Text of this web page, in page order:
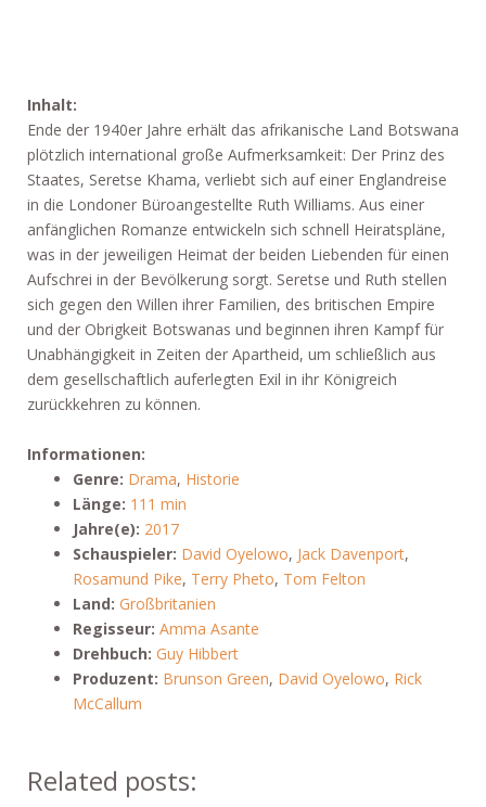
Inhalt:
Ende der 1940er Jahre erhält das afrikanische Land Botswana
plötzlich international große Aufmerksamkeit: Der Prinz des
Staates, Seretse Khama, verliebt sich auf einer Englandreise
in die Londoner Büroangestellte Ruth Williams. Aus einer
anfänglichen Romanze entwickeln sich schnell Heiratspläne,
was in der jeweiligen Heimat der beiden Liebenden für einen
Aufschrei in der Bevölkerung sorgt. Seretse und Ruth stellen
sich gegen den Willen ihrer Familien, des britischen Empire
und der Obrigkeit Botswanas und beginnen ihren Kampf für
Unabhängigkeit in Zeiten der Apartheid, um schließlich aus
dem gesellschaftlich auferlegten Exil in ihr Königreich
zurückkehren zu können.
Informationen:
Genre: Drama, Historie
Länge: 111 min
Jahre(e): 2017
Schauspieler: David Oyelowo, Jack Davenport,
Rosamund Pike, Terry Pheto, Tom Felton
Land: Großbritanien
Regisseur: Amma Asante
Drehbuch: Guy Hibbert
Produzent: Brunson Green, David Oyelowo, Rick
McCallum
Related posts: